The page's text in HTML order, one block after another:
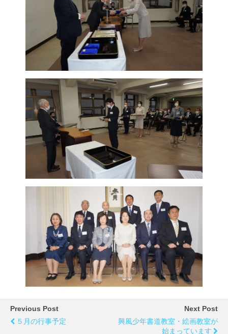
Previous Post
５月の行事予定
Next Post
興風少年書道教室・絵画教室が
始まっています